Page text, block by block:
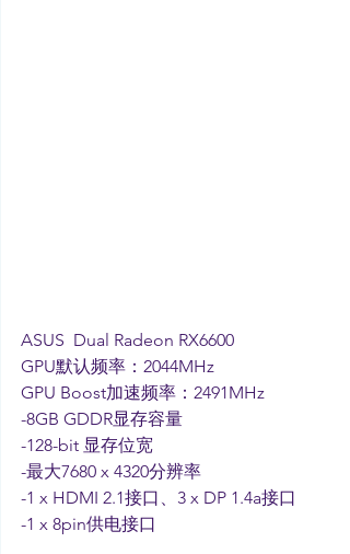
ASUS  Dual Radeon RX6600
GPU默认频率：2044MHz
GPU Boost加速频率：2491MHz
-8GB GDDR显存容量
-128-bit 显存位宽
-最大7680 x 4320分辨率
-1 x HDMI 2.1接口、3 x DP 1.4a接口
-1 x 8pin供电接口